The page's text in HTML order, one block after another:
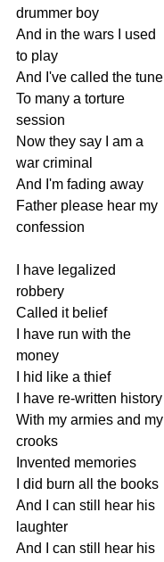
drummer boy
And in the wars
used
to play
And I've called the tune
To many a torture
session
Now they say am a
war criminal
And I'm fading away
Father please hear my
confession
have legalized
robbery
Called it belief
have run with the
money
hid like a thief
have re-written history
With my armies and my
crooks
Invented memories
did burn all the books
And
can still hear his
laughter
And
can still hear his